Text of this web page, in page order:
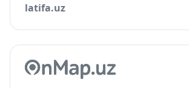
latifa.uz